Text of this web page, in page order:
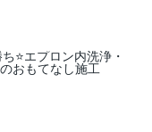
⭐️エプロン内洗浄・
おもてなし施工